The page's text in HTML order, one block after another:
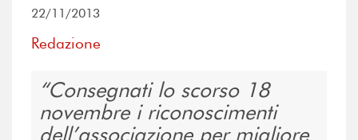
22/11/2013
Redazione
Consegnati lo scorso 18
novembre i riconoscimenti
dell’associazione per migliore